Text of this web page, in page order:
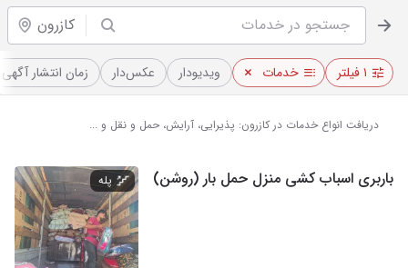
کازرون
۱ فیلتر خدمات ویدیو‌دار عکس‌دار زمان انتشار آگهی
دریافت انواع خدمات در کازرون: پذیرایی، آرایش، حمل و نقل و ...
باربری اسباب کشی منزل حمل بار (روشن) پله